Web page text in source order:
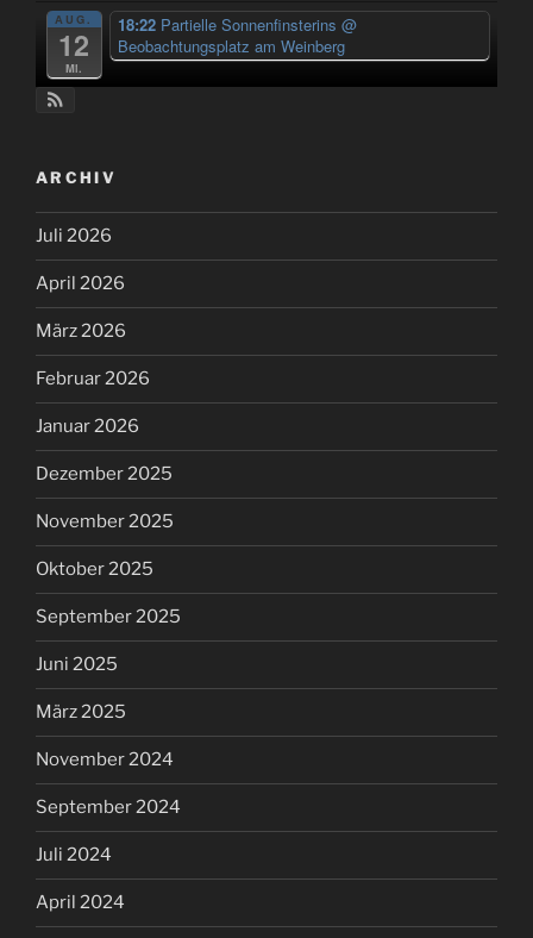
AUG.
12
Mi.
18:22 Partielle Sonnenfinsterins @
Beobachtungsplatz am Weinberg
ARCHIV
Juli 2026
April 2026
März 2026
Februar 2026
Januar 2026
Dezember 2025
November 2025
Oktober 2025
September 2025
Juni 2025
März 2025
November 2024
September 2024
Juli 2024
April 2024